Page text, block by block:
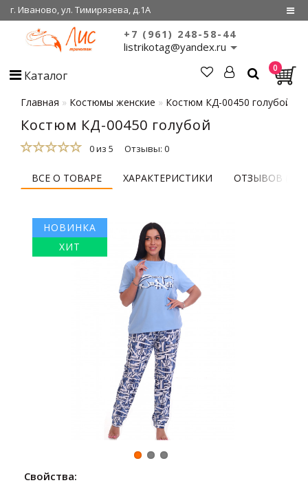
г. Иваново, ул. Тимирязева, д.1А
Регистрация
Войти
О нас
+7 (961) 248-58-44
listrikotag@yandex.ru
Каталог 0
Главная Костюмы женские Костюм КД-00450 голубой
Костюм КД-00450 голубой
0 из 5 Отзывы: 0
ВСЕ О ТОВАРЕ ХАРАКТЕРИСТИКИ ОТЗЫВОВ (0)
НОВИНКА
ХИТ
Свойства: